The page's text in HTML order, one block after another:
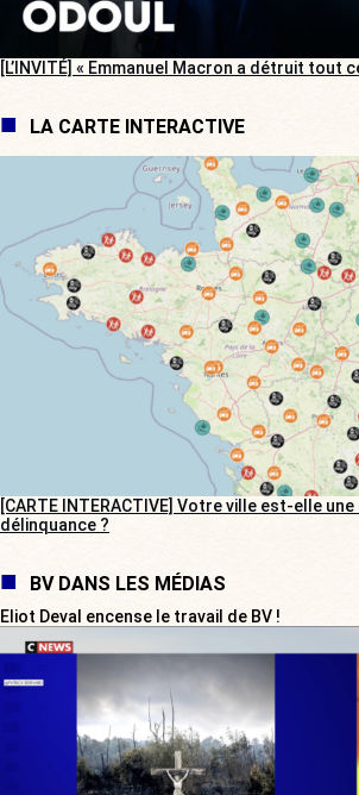
[L’INVITÉ] « Emmanuel Macron a détruit tout
LA CARTE INTERACTIVE
[CARTE INTERACTIVE] Votre ville est-elle
délinquance ?
BV DANS LES MÉDIAS
Eliot Deval encense le travail de BV !